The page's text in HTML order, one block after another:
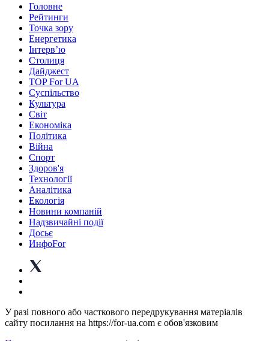
Головне
Рейтинги
Точка зору
Енергетика
Інтерв’ю
Столиця
Дайджест
TOP For UA
Суспiльство
Культура
Світ
Економіка
Політика
Війна
Спорт
Здоров'я
Технології
Аналітика
Екологія
Новини компаній
Надзвичайні події
Досьє
ИнфоFor
У разі повного або часткового передрукування матеріалів
сайту посилання на https://for-ua.com є обов'язковим